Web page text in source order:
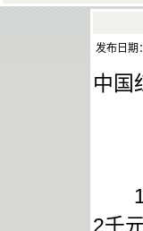
发布日期
中国
1月
2千